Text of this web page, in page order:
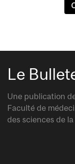
Le
Une publication
Faculté de
des sciences de